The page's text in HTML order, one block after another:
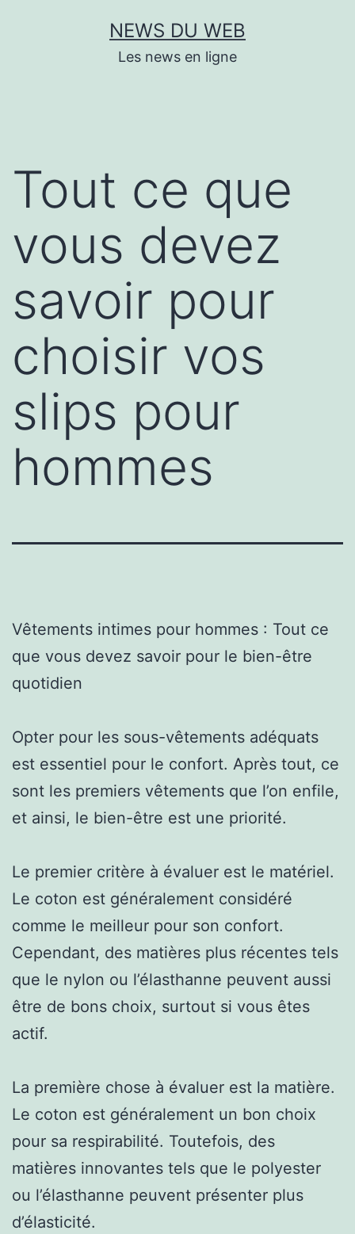
NEWS DU WEB
Les news en ligne
Tout ce que
vous devez
savoir pour
choisir vos
slips pour
hommes
Vêtements intimes pour hommes : Tout ce
que vous devez savoir pour le bien-être
quotidien
Opter pour les sous-vêtements adéquats
est essentiel pour le confort. Après tout, ce
sont les premiers vêtements que l’on enfile,
et ainsi, le bien-être est une priorité.
Le premier critère à évaluer est le matériel.
Le coton est généralement considéré
comme le meilleur pour son confort.
Cependant, des matières plus récentes tels
que le nylon ou l’élasthanne peuvent aussi
être de bons choix, surtout si vous êtes
actif.
La première chose à évaluer est la matière.
Le coton est généralement un bon choix
pour sa respirabilité. Toutefois, des
matières innovantes tels que le polyester
ou l’élasthanne peuvent présenter plus
d’élasticité.